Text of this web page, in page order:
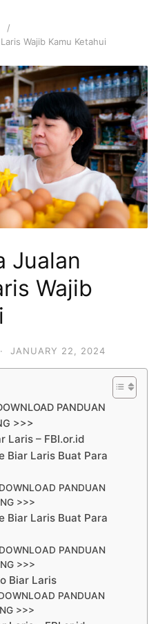
Wajib Kamu Ketahui
Jualan
Wajib
· JANUARY 22, 2024
PANDUAN
>>>
Laris – FBI.or.id
Biar Laris Buat Para
PANDUAN
>>>
Biar Laris Buat Para
PANDUAN
>>>
Biar Laris
PANDUAN
>>>